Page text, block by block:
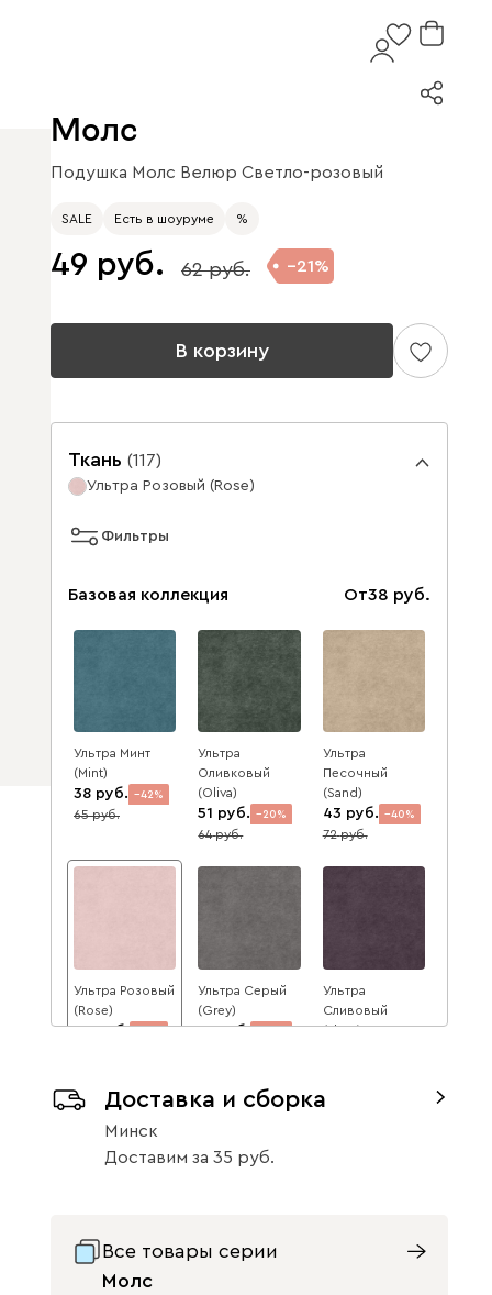
Молс
Подушка Молс Велюр Светло-розовый
SALE Есть в шоуруме %
49 62 21
В корзину
Ткань (117)
Ультра Розовый (Rose)
Фильтры
Базовая коллекция От38
Ультра Минт
(Mint)
38 42
65
Ультра
Оливковый
(Oliva)
51 20
64
Ультра
Песочный
(Sand)
43 40
72
Ультра Розовый
(Rose)
49
Ультра Серый
(Grey)
51
Ультра
Сливовый
(Plum)
Данель
Бежевый
Доставка и сборка
Минск
Доставим за 35
Все товары серии
Молс